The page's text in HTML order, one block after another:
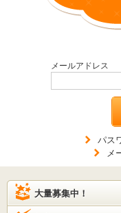
メールアドレス
パス
メ
大量募集中！